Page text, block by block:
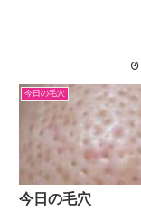
今日の毛穴
今日の毛穴